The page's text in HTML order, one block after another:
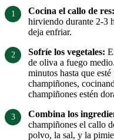
Cocina el callo de res:
hirviendo durante 2-3
deja enfriar.
Sofríe los vegetales:
de oliva a fuego
minutos hasta que
champiñones,
champiñones estén
Combina los
champiñones el callo
polvo, la sal, y la